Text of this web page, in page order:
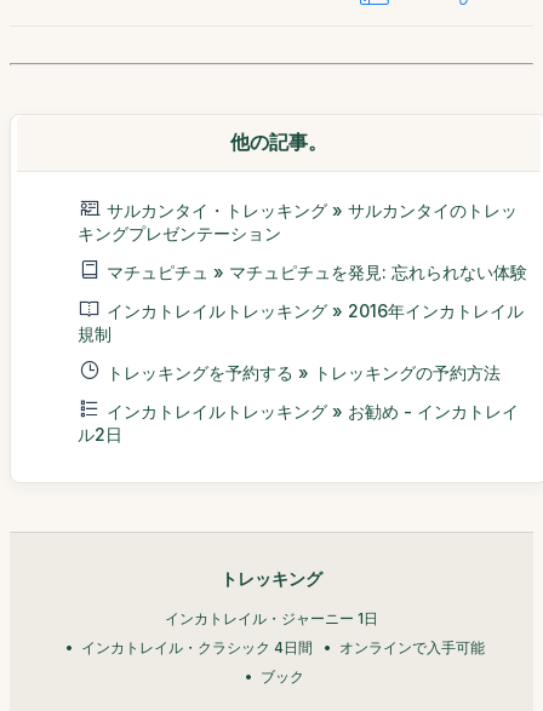
他の記事。
サルカンタイ・トレッキング » サルカンタイのトレッ
キングプレゼンテーション
マチュピチュ » マチュピチュを発見: 忘れられない体験
インカトレイルトレッキング » 2016年インカトレイル
規制
トレッキングを予約する » トレッキングの予約方法
インカトレイルトレッキング » お勧め - インカトレイ
ル2日
トレッキング
インカトレイル・ジャーニー 1日
インカトレイル・クラシック 4日間
オンラインで入手可能
ブック